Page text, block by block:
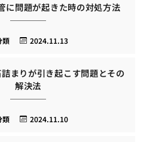
に問題が起きた時の対処方法
2024.11.13
類
まりが引き起こす問題とその
解決法
2024.11.10
類